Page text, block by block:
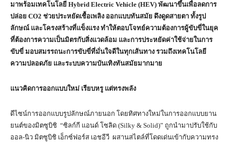
มาพร้อมเทคโนโลยี Hybrid Electric Vehicle (HEV) พัฒนาขึ้นเพื่อลดการ
ปล่อย CO2 ช่วยประหยัดเชื้อเพลิง ออกแบบทันสมัย ดึงดูดสายตา ทั้งรูป
ลักษณ์ และโครงสร้างที่แข็งแรง ทำให้ตอบโจทย์ความต้องการผู้ขับขี่ในยุค
ที่ต้องการความเป็นมิตรกับสิ่งแวดล้อม และการประหยัดค่าใช้จ่ายในการ
ขับขี่ มอบสมรรถนะการขับขี่ที่มั่นใจดีในทุกเส้นทาง รวมถึงเทคโนโลยี
ความปลอดภัย และระบบความบันเทิงทันสมัยมากมาย
แนวคิดการออกแบบใหม่ เรียบหรู แต่ทรงพลัง
ดีไซน์การออกแบบรูปลักษณ์ภายนอก โดยทิศทางใหม่ในการออกแบบยาน
ยนต์ของมิตซูบิชิ “ซิลก์กี แอนด์ โซลิด (Silky & Solid)” ถูกนำมาปรับใช้กับ
ออล-นิว มิตซูบิชิ เอ็กซ์ฟอร์ส เอชอีวี ผสานสไตล์ที่โดดเด่นเข้ากับความทรง